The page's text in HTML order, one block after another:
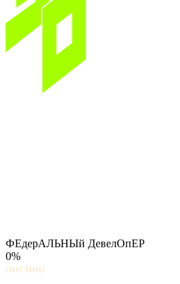
ФЕдерАЛЬНЫй ДевелОпЕР
0%